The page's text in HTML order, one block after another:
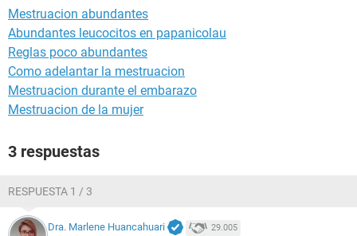
Mestruacion abundantes
Abundantes leucocitos en papanicolau
Reglas poco abundantes
Como adelantar la mestruacion
Mestruacion durante el embarazo
Mestruacion de la mujer
3 respuestas
RESPUESTA 1 / 3
Dra. Marlene Huancahuari 29.005